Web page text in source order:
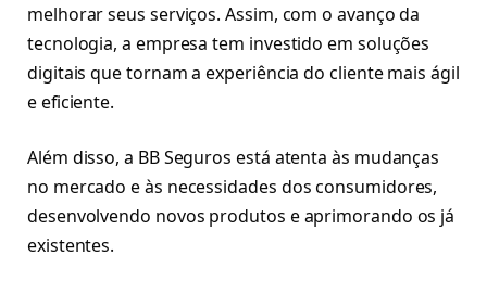
melhorar seus serviços. Assim, com o avanço da
tecnologia, a empresa tem investido em soluções
digitais que tornam a experiência do cliente mais ágil
e eficiente.
Além disso, a BB Seguros está atenta às mudanças
no mercado e às necessidades dos consumidores,
desenvolvendo novos produtos e aprimorando os já
existentes.